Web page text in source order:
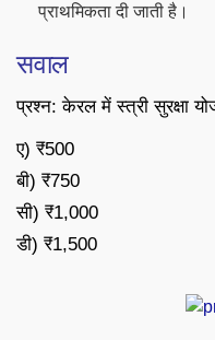
प्राथमिकता दी जाती है।
सवाल
प्रश्न: केरल में स्त्री सुरक्षा
ए) ₹500
बी) ₹750
सी) ₹1,000
डी) ₹1,500